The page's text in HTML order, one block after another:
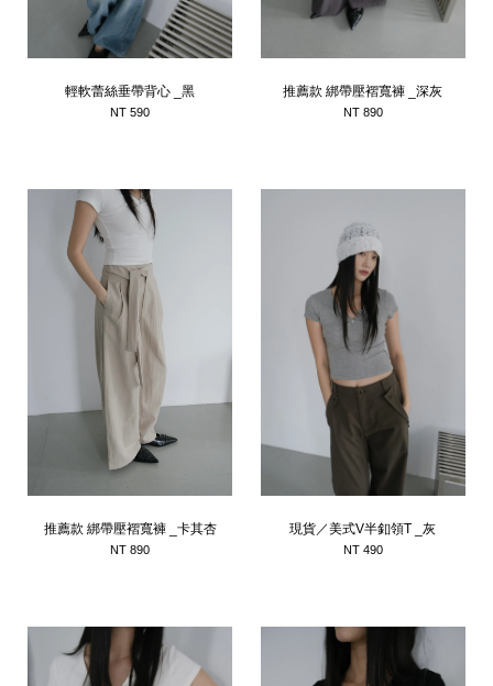
輕軟蕾絲垂帶背心 _黑
NT 590
推薦款 綁帶壓褶寬褲 _深灰
NT 890
推薦款 綁帶壓褶寬褲 _卡其杏
NT 890
現貨／美式V半釦領T _灰
NT 490